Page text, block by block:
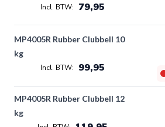
79,95
MP4005R Rubber Clubbell 10
kg
99,95
MP4005R Rubber Clubbell 12
kg